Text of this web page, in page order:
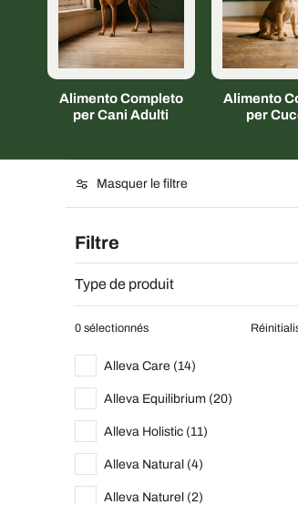
Alimento Completo
per Cani Adulti
Alimento
per
Masquer le filtre
Filtre
Type de produit
0 sélectionnés
Alleva Care (14)
Alleva Equilibrium (20)
Alleva Holistic (11)
Alleva Natural (4)
Alleva Naturel (2)